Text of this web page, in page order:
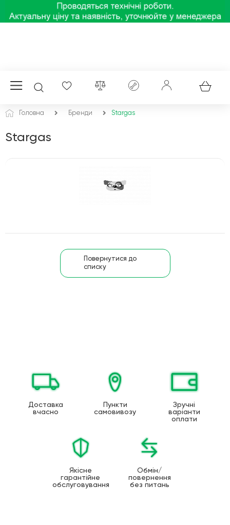
Головна Бренди Stargas
Stargas
Повернутися до
списку
Доставка
вчасно
Пункти
самовивозу
Зручні
варіанти
оплати
Якісне
гарантійне
обслуговування
Обмін/
повернення
без питань